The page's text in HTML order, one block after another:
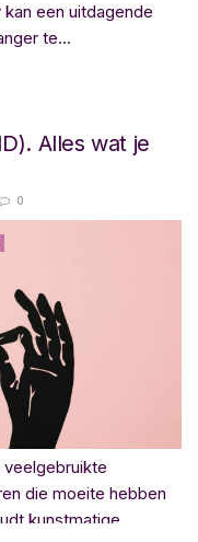
een uitdagende
te...
Alles wat je
0
veelgebruikte
die moeite hebben
kunstmatige...